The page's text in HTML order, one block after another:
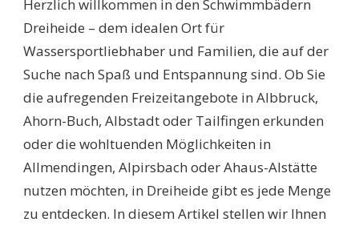
ENTDECKEN
BESTEN
FÜR
GANZE
Herzlich willkommen in den Schwimmbädern
Dreiheide – dem idealen Ort für
Wassersportliebhaber und Familien, die auf der
Suche nach Spaß und Entspannung sind. Ob Sie
die aufregenden Freizeitangebote in Albbruck,
Ahorn-Buch, Albstadt oder Tailfingen erkunden
oder die wohltuenden Möglichkeiten in
Allmendingen, Alpirsbach oder Ahaus-Alstätte
nutzen möchten, in Dreiheide gibt es jede Menge
zu entdecken. In diesem Artikel stellen wir Ihnen